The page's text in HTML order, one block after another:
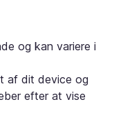
og kan variere i
af dit device og
efter at vise